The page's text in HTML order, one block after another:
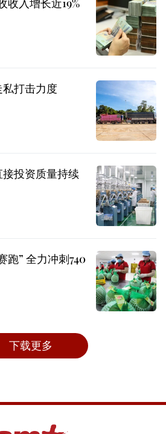
收入增长近19%
打击力度
投资质量持续
跑” 全力冲刺740
下载更多